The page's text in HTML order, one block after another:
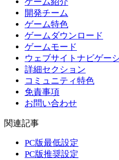
開発チーム
ゲーム特色
ゲームダウンロード
ゲームモード
ウェブサイトナビゲー
詳細セクション
コミュニティ特色
免責事項
お問い合わせ
関連記事
PC版最低設定
PC版推奨設定